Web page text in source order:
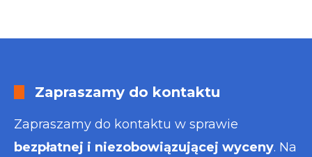
Zapraszamy do kontaktu
Zapraszamy do kontaktu w sprawie
bezpłatnej i niezobowiązującej wyceny. Na